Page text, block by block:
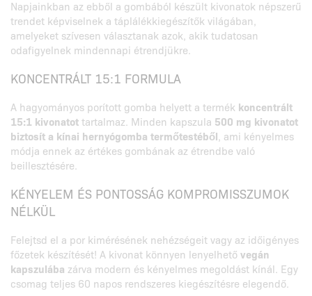
Napjainkban az ebből a gombából készült kivonatok népszerű
trendet képviselnek a táplálékkiegészítők világában,
amelyeket szívesen választanak azok, akik tudatosan
odafigyelnek mindennapi étrendjükre.
KONCENTRÁLT 15:1 FORMULA
A hagyományos porított gomba helyett a termék koncentrált
15:1 kivonatottartalmaz. Minden kapszula 500 mg kivonatot
biztosít a kínai hernyógomba termőtestéből, ami kényelmes
módja ennek az értékes gombának az étrendbe való
beillesztésére.
KÉNYELEM ÉS PONTOSSÁG KOMPROMISSZUMOK
NÉLKÜL
Felejtsd el a por kimérésének nehézségeit vagy az időigényes
főzetek készítését! A kivonat könnyen lenyelhető vegán
kapszulába zárva modern és kényelmes megoldást kínál. Egy
csomag teljes 60 napos rendszeres kiegészítésre elegendő.